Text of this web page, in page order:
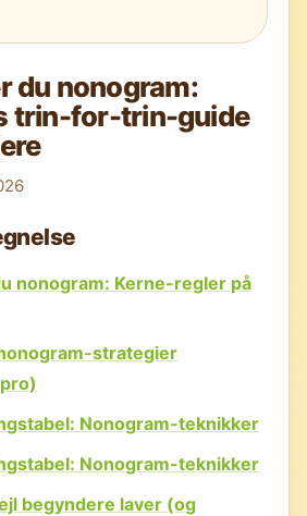
du nonogram:
trin-for-trin-guide
nonogram: Kerne-regler på
strategier
Nonogram-teknikker
Nonogram-teknikker
begyndere laver (og